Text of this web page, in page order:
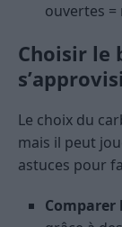
ouvertes =
Choisir le
Le choix du
mais il peut
astuces pour
Comparer